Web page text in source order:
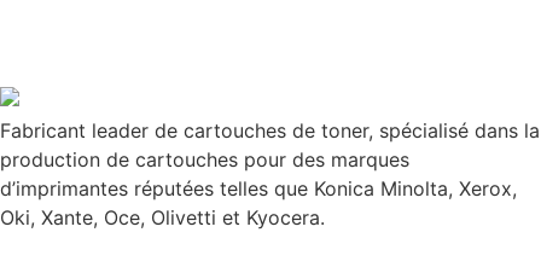
Fabricant leader de cartouches de toner, spécialisé dans la
production de cartouches pour des marques
d’imprimantes réputées telles que Konica Minolta, Xerox,
Oki, Xante, Oce, Olivetti et Kyocera.